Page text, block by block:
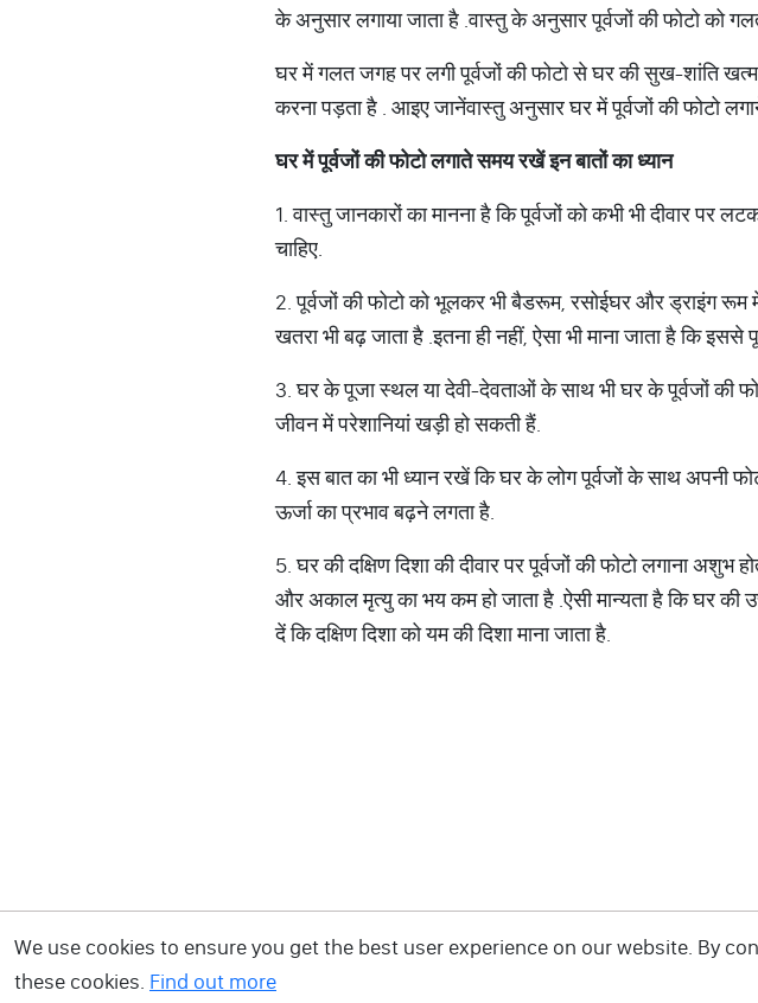
के अनुसार लगाया जाता है .वास्तु के अनुसारपूर्वजों की फोटो को
घर में गलत जगह पर लगी पूर्वजों की फोटो से घर की सुख-शांति
करना पड़ता है . आइए जानेंवास्तु अनुसार घर में पूर्वजों की फोटो
घर में पूर्वजों की फोटो लगाते समय रखें इन बातों का ध्यान
1. वास्तु जानकारों का मानना है कि पूर्वजों को कभी भी दीवार पर
चाहिए.
2. पूर्वजों की फोटो को भूलकर भी बैडरूम, रसोईघर और ड्राइंग रूम
खतरा भी बढ़ जाता है .इतना ही नहीं, ऐसा भी माना जाता है कि इससे
3. घर के पूजा स्थल या देवी-देवताओं के साथ भी घर के पूर्वजों की
जीवन में परेशानियां खड़ी हो सकती हैं.
4. इस बात का भी ध्यान रखें कि घर के लोग पूर्वजों के साथ अपनी
ऊर्जा का प्रभाव बढ़ने लगता है.
5. घर की दक्षिण दिशा की दीवार पर पूर्वजों की फोटो लगाना अशुभ
और अकाल मृत्यु का भय कम हो जाता है .ऐसी मान्यता है कि घर की
दें कि दक्षिण दिशा को यम की दिशा माना जाता है.
We use cookies to ensure you get the best user experience on our website. By
these cookies. Find out more